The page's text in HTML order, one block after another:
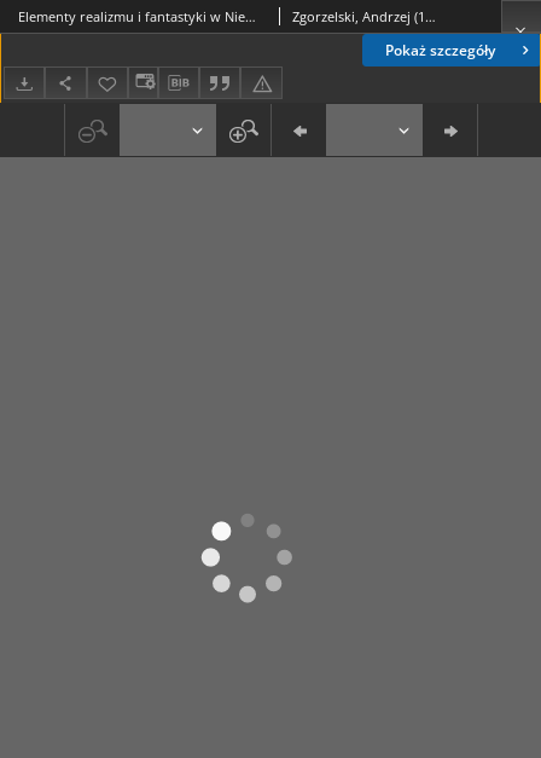
Pokaż szczegóły
Elementy realizmu i fantastyki w Niewidzialnym człowieku H. G. Wellsa Zgorzelski, Andrzej (1934-)